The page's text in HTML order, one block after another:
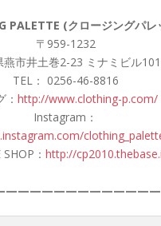
PALETTE (クロージングパレ
〒959-1232
燕市井土巻2-23 ミナミビル101
TEL： 0256-46-8816
： http://www.clothing-p.com/
Instagram：
： http://